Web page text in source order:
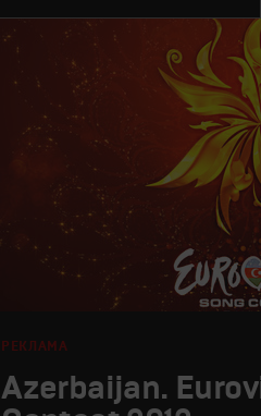
РЕКЛАМА
Azerbaijan.